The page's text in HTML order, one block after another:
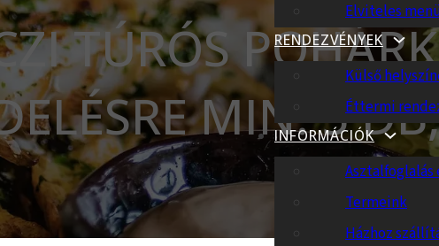
Elviteles
RENDEZVÉNYEK
Külső
Éttermi
INFORMÁCIÓK
Termeink
Házhoz
TÚRÓS
MIN. 5